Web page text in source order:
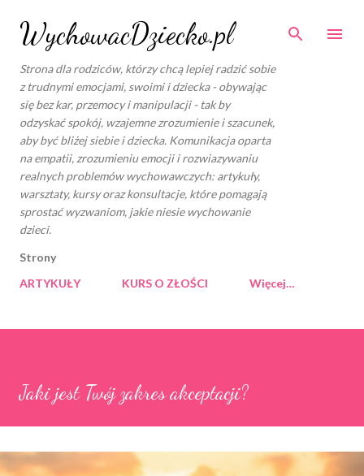
Przejdź do głównej zawartości
WychowacDziecko.pl
Strona dla rodziców, którzy chcą lepiej radzić sobie
z trudnymi emocjami, swoimi i dziecka - obywając
się bez kar, przemocy i manipulacji - tak by
odzyskać spokój, wzajemne zrozumienie i szacunek,
aby być bliżej siebie i dziecka. Komunikacja oparta
na empatii, zrozumieniu emocji i rozwiazywaniu
realnych problemów wychowawczych: artykuły,
warsztaty, kursy oraz konsultacje, które pomagają
sprostać wyzwaniom, jakie niesie wychowanie
dzieci.
Strony
ARTYKUŁY
KURS O ZŁOŚCI Więcej…
Jaki jest Twój zakres akceptacji?